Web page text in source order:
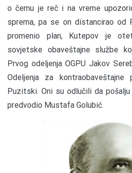
o čemu je reč i na vreme
sprema, pa se on distancirao od
promenio plan, Kutepov je
sovjetske obaveštajne službe
Prvog odeljenja OGPU Jakov
Odeljenja za kontraobaveštajne
Puzitski. Oni su odlučili da
predvodio Mustafa Golubić.